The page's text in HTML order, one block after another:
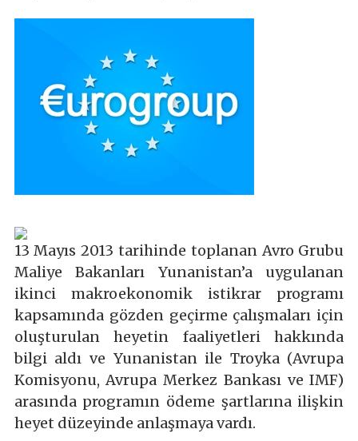
13 Mayıs 2013 tarihinde toplanan Avro Grubu
Maliye Bakanları Yunanistan’a uygulanan
ikinci makroekonomik istikrar programı
kapsamında gözden geçirme çalışmaları için
oluşturulan heyetin faaliyetleri hakkında
bilgi aldı ve Yunanistan ile Troyka (Avrupa
Komisyonu, Avrupa Merkez Bankası ve IMF)
arasında programın ödeme şartlarına ilişkin
heyet düzeyinde anlaşmaya vardı.